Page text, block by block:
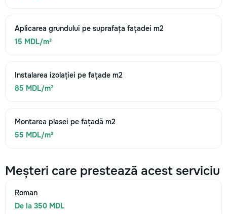
Aplicarea grundului pe suprafața fațadei m2
15 MDL/m²
Instalarea izolației pe fațade m2
85 MDL/m²
Montarea plasei pe fațadă m2
55 MDL/m²
Meșteri care prestează acest serviciu
Roman
De la 350 MDL